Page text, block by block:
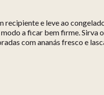
recipiente e leve ao
a ficar bem firme. Sirva o
com ananás fresco e